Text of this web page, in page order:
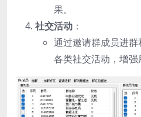
果。
社交活动 ：
通过邀请群成员进
各类社交活动，增强